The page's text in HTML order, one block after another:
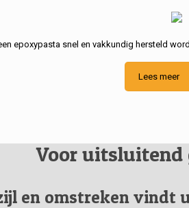
epoxypasta snel en vakkundig hersteld
Lees meer
Voor
en omstreken vindt